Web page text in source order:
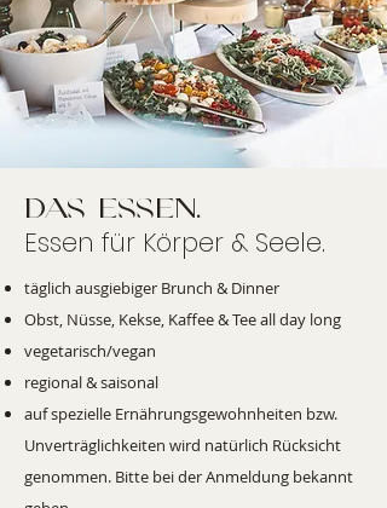
Das essen.
Essen für Körper & Seele.
täglich ausgiebiger Brunch & Dinner
Obst, Nüsse, Kekse, Kaffee & Tee all day long
vegetarisch/vegan
regional & saisonal
auf spezielle Ernährungsgewohnheiten bzw.
Unverträglichkeiten wird natürlich Rücksicht
genommen. Bitte bei der Anmeldung bekannt